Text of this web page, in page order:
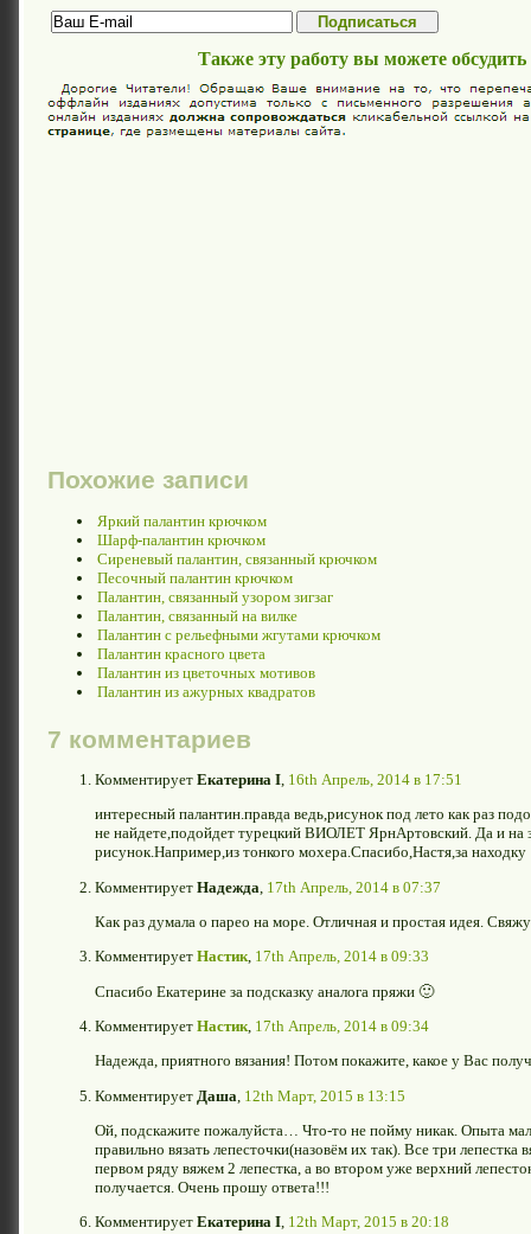
Также эту работу вы можете
Похожие записи
Яркий палантин крючком
Шарф-палантин крючком
Сиреневый палантин, связанный крючком
Песочный палантин крючком
Палантин, связанный узором зигзаг
Палантин, связанный на вилке
Палантин с рельефными жгутами крючком
Палантин красного цвета
Палантин из цветочных мотивов
Палантин из ажурных квадратов
7 комментариев
Комментирует Екатерина I 16th Апрель, 2014 в 17:51
интересный палантин.правда ведь,рисунок под лето как раз
не найдете,подойдет турецкий ВИОЛЕТ ЯрнАртовский. Да и на
рисунок.Например,из тонкого мохера.Спасибо,Настя,за находку
Комментирует Надежда 17th Апрель, 2014 в 07:37
Как раз думала о парео на море. Отличная и простая идея.
Комментирует Настик, 17th Апрель, 2014 в 09:33
Спасибо Екатерине за подсказку аналога пряжи 🙂
Комментирует Настик 17th Апрель, 2014 в 09:34
Надежда, приятного вязания! Потом покажите, какое у Вас
Комментирует Даша 12th Март, 2015 в 13:15
Ой, подскажите пожалуйста… Что-то не пойму никак. Опыта
правильно вязать лепесточки(назовём их так). Все три
первом ряду вяжем 2 лепестка, а во втором уже верхний
получается. Очень прошу ответа!!!
Комментирует Екатерина I, 12th Март, 2015 в 20:18